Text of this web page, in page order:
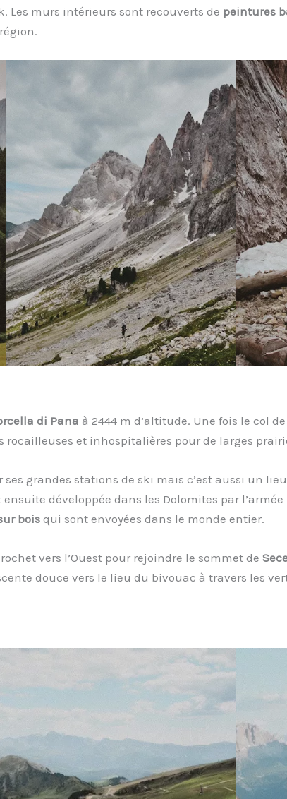
Les murs intérieurs sont recouverts de peintures
di Pana à 2444 m d’altitude. Une fois le col
rocailleuses et inhospitalières pour de larges
grandes stations de ski mais c’est aussi un
développée dans les Dolomites par
boisqui sont envoyées dans le monde entier.
vers l’Ouest pour rejoindre le sommet de
douce vers le lieu du bivouac à travers les